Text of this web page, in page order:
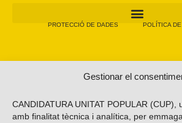
Gestionar el
CANDIDATURA UNITAT POPULAR
amb finalitat tècnica i analítica, per
PROTECCIÓ DE DADES POLÍTICA